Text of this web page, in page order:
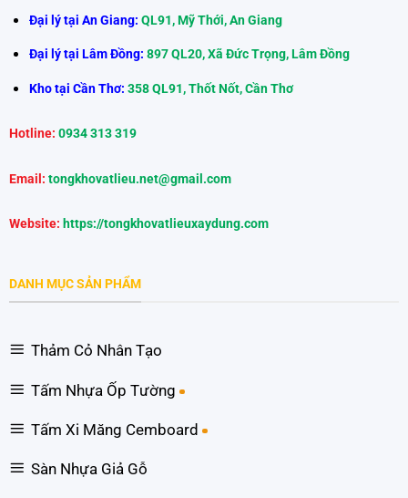
Đại lý tại An Giang: QL91, Mỹ Thới, An Giang
Đại lý tại Lâm Đồng:897 QL20, Xã Đức Trọng, Lâm Đồng
Kho tại Cần Thơ: 358 QL91, Thốt Nốt, Cần Thơ
Hotline: 0934 313 319
Email: tongkhovatlieu.net@gmail.com
Website: https://tongkhovatlieuxaydung.com
DANH MỤC SẢN PHẨM
Thảm Cỏ Nhân Tạo
Tấm Nhựa Ốp Tường
Tấm Xi Măng Cemboard
Sàn Nhựa Giả Gỗ